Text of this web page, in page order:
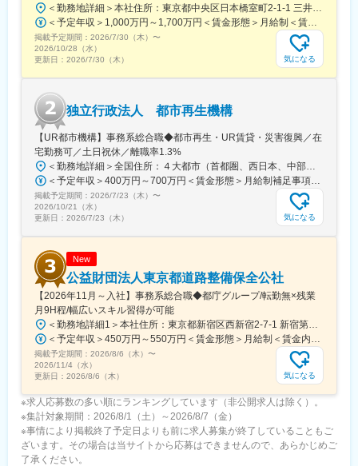
◎風通しが良く働きやすい職場
職場は広々とした新しく綺麗なワンフロアで、営業と技術、その
他の部署がコミュニケーション良く働いています。
置き型社食等も導入し社内コミュニケーションを活発化するだけ
でなく、企業内保育園も社会に先駆けて常備するなど、人財を大
事にしている会社です。
■働く環境：
現場では季節による厳しさもございますが、社内は20～30代を中
心とした活気ある雰囲気で、コミュニケーションも取りやすく、
フリーアドレスオフィスやドレスコードフリーを取り入れている
働きやすい環境です。
変更の範囲：会社の定める業務
掲載予定期間： 2026/7/30（木） 〜
2026/10/28（水）
更新日： 2026/7/30（木） 気になる
独立行政法人 都市再生機構
【UR都市機構】事務系総合職◆都市再生・UR賃貸・災害復興／在
宅勤務可／土日祝休／離職率1.3%
掲載予定期間： 2026/7/23（木） 〜
2026/10/21（水）
更新日： 2026/7/23（木） 気になる
New
公益財団法人東京都道路整備保全公社
【2026年11月～入社】事務系総合職◆都庁グループ/転勤無×残業
月9H程/幅広いスキル習得が可能
掲載予定期間： 2026/8/6（木） 〜
2026/11/4（水）
更新日： 2026/8/6（木） 気になる
※求人応募数の多い順にランキングしています（非公開求人は除く）。
※集計対象期間：2026/8/1（土）～2026/8/7（金）
※事情により掲載終了予定日よりも前に求人募集が終了していることもご
ざいます。その場合は当サイトから応募はできませんので、あらかじめご
了承ください。